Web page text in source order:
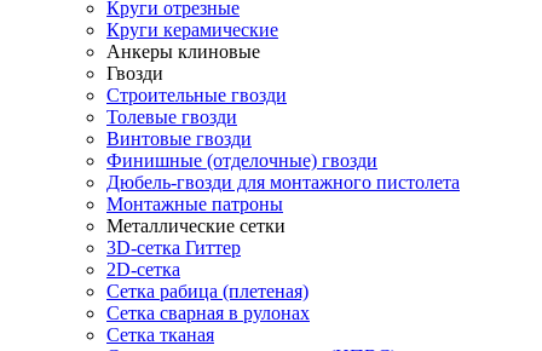
Круги отрезные
Круги керамические
Анкеры клиновые
Гвозди
Строительные гвозди
Толевые гвозди
Винтовые гвозди
Финишные (отделочные) гвозди
Дюбель-гвозди для монтажного пистолета
Монтажные патроны
Металлические сетки
3D-сетка Гиттер
2D-сетка
Сетка рабица (плетеная)
Сетка сварная в рулонах
Сетка тканая